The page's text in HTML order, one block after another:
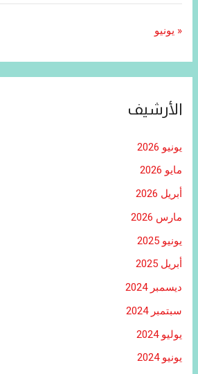
« يونيو
الأرشيف
يونيو 2026
مايو 2026
أبريل 2026
مارس 2026
يونيو 2025
أبريل 2025
ديسمبر 2024
سبتمبر 2024
يوليو 2024
يونيو 2024